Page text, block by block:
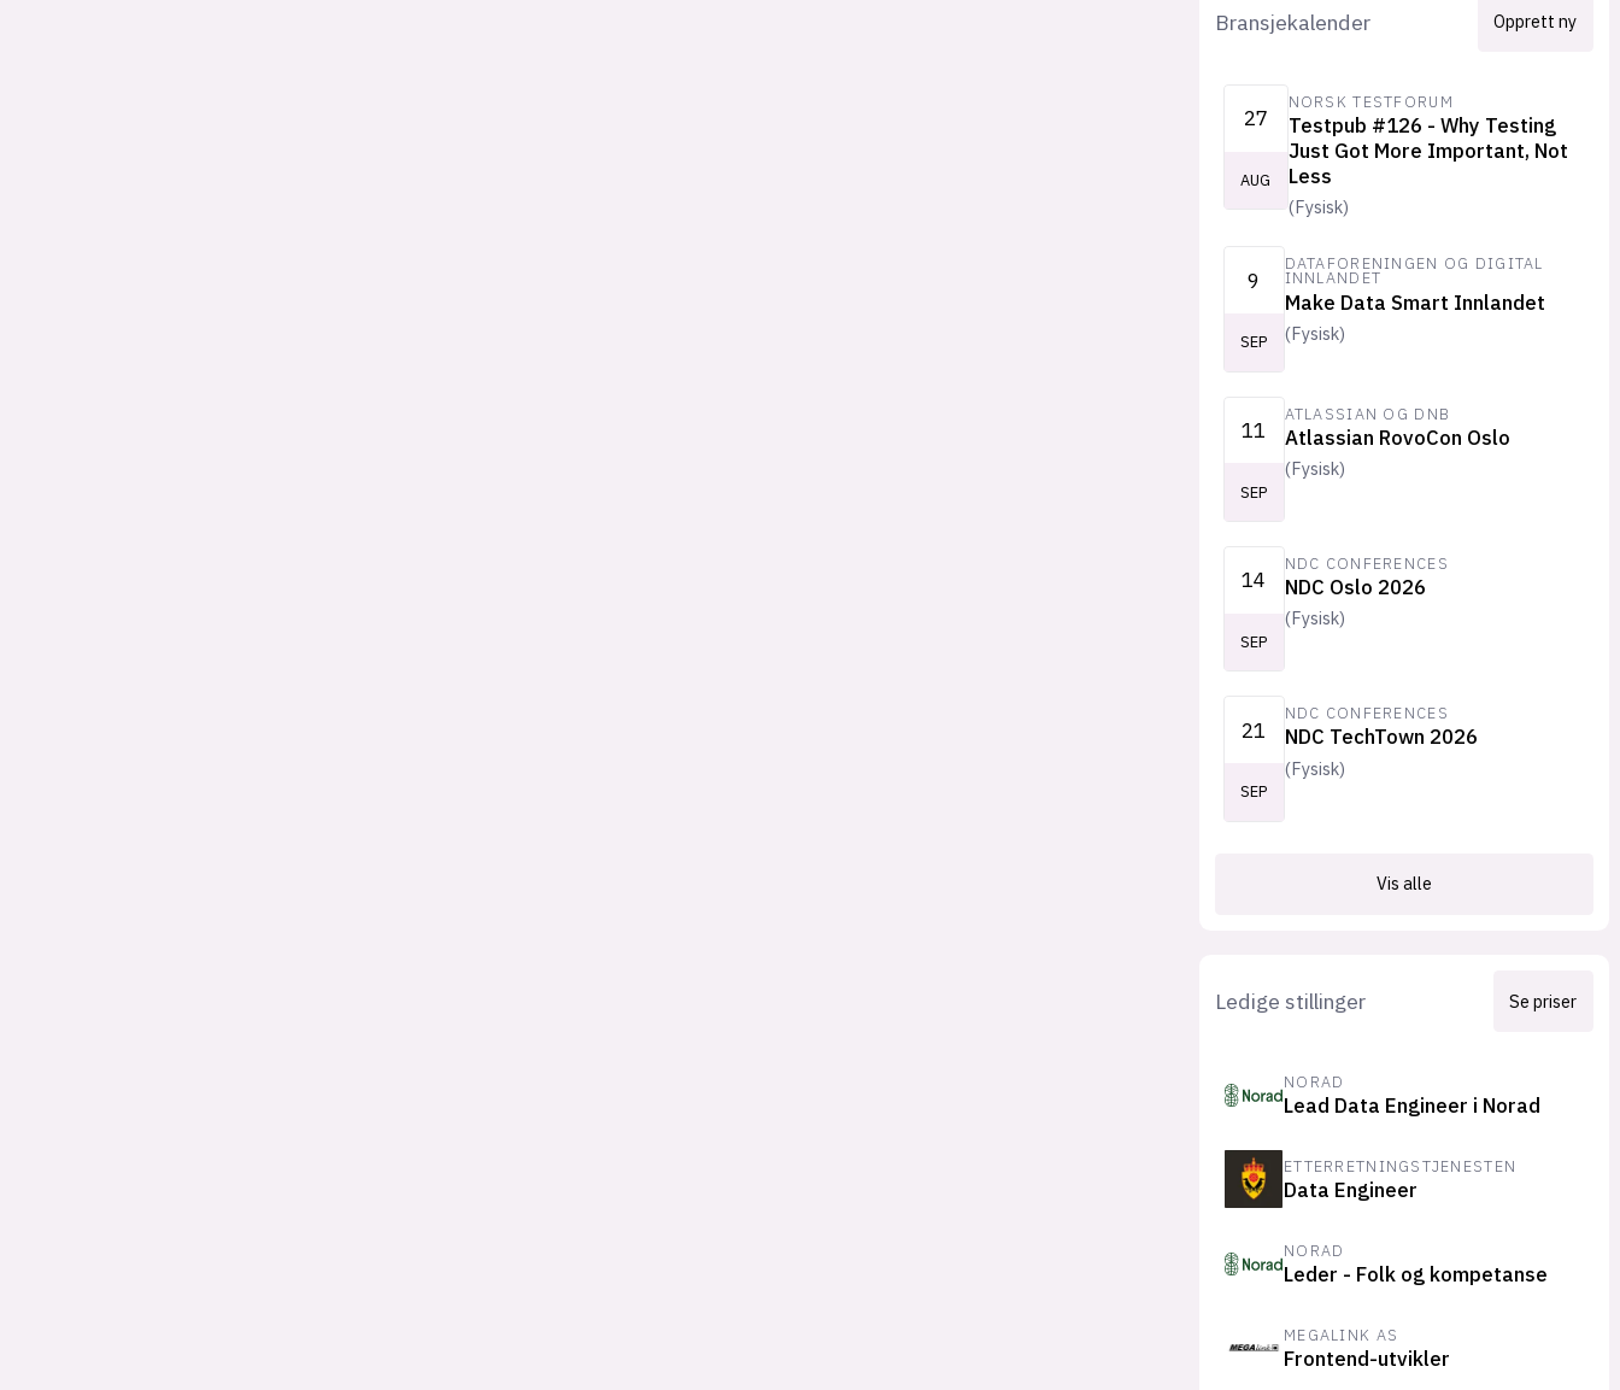
Bransjekalender Opprett ny
27
AUG
NORSK TESTFORUM
Testpub #126 - Why Testing
Just Got More Important, Not
Less
(Fysisk)
9
SEP
DATAFORENINGEN OG DIGITAL
INNLANDET
Make Data Smart Innlandet
(Fysisk)
11
SEP
ATLASSIAN OG DNB
Atlassian RovoCon Oslo
(Fysisk)
14
SEP
NDC CONFERENCES
NDC Oslo 2026
(Fysisk)
21
SEP
NDC CONFERENCES
NDC TechTown 2026
(Fysisk)
Vis alle
Ledige stillinger Se priser
NORAD
Lead Data Engineer i Norad
ETTERRETNINGSTJENESTEN
Data Engineer
NORAD
Leder - Folk og kompetanse
MEGALINK AS
Frontend-utvikler